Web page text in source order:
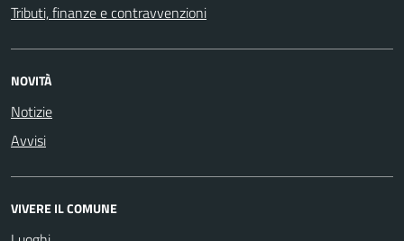
Tributi, finanze e contravvenzioni
NOVITÀ
Notizie
Avvisi
VIVERE IL COMUNE